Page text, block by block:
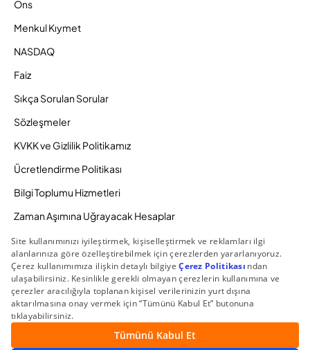
Ons
Menkul Kıymet
NASDAQ
Faiz
Sıkça Sorulan Sorular
Sözleşmeler
KVKK ve Gizlilik Politikamız
Ücretlendirme Politikası
Bilgi Toplumu Hizmetleri
Zaman Aşımına Uğrayacak Hesaplar
Duyurular ve Kampanyalar
© 2026 Gedik Yatırım Menkul Değerler AŞ. Tüm Hakları